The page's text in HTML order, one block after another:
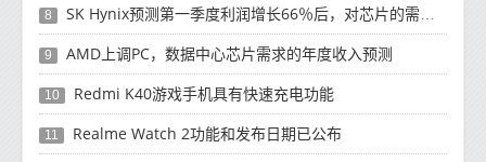
8 SK Hynix预测第一季度利润增长66％后，对芯片的需求将增强
9 AMD上调PC，数据中心芯片需求的年度收入预测
10 Redmi K40游戏手机具有快速充电功能
11 Realme Watch 2功能和发布日期已公布